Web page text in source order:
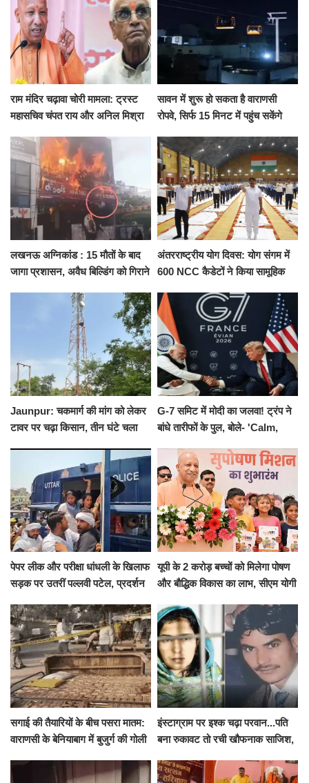
राम मंदिर चढ़ावा चोरी मामला: ट्रस्ट
महासचिव चंपत राय और अनिल मिश्रा
को नहीं...
सावन में शुरू हो सकता है वाराणसी
रोपवे, सिर्फ 15 मिनट में पहुंच सकेंगे
किराया
लखनऊ अग्निकांड : 15 मौतों के बाद
जागा प्रशासन, अवैध बिल्डिंग को गिराने
अंतरराष्ट्रीय योग दिवस: योग संगम में
600 NCC कैडेटों ने किया सामूहिक
संकल्प
Jaunpur: चकमार्ग की मांग को लेकर
टावर पर चढ़ा किसान, तीन घंटे चला
G-7 समिट में मोदी का जलवा! ट्रंप ने
बांधे तारीफों के पुल, बोले- 'Calm,
पेपर लीक और परीक्षा धांधली के खिलाफ
सड़क पर उतरीं पल्लवी पटेल, प्रदर्शन
यूपी के 2 करोड़ बच्चों को मिलेगा पोषण
और बौद्धिक विकास का लाभ, सीएम योगी
सगाई की तैयारियों के बीच पसरा मातम:
वाराणसी के बेनियाबाग में बुजुर्ग की गोली
इंस्टाग्राम पर इश्क चढ़ा परवान...पति
बना रुकावट तो रची खौफनाक साजिश,
के घाट